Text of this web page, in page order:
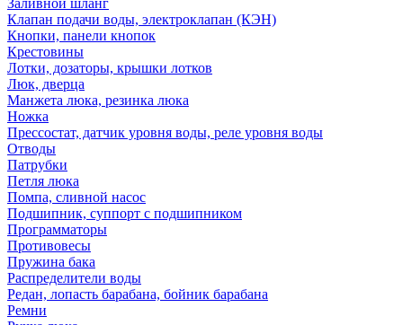
Заливной шланг
Клапан подачи воды, электроклапан (КЭН)
Кнопки, панели кнопок
Крестовины
Лотки, дозаторы, крышки лотков
Люк, дверца
Манжета люка, резинка люка
Ножка
Прессостат, датчик уровня воды, реле уровня воды
Отводы
Патрубки
Петля люка
Помпа, сливной насос
Подшипник, суппорт с подшипником
Программаторы
Противовесы
Пружина бака
Распределители воды
Редан, лопасть барабана, бойник барабана
Ремни